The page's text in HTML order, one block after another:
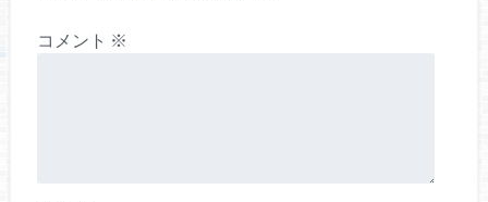
コメント ※